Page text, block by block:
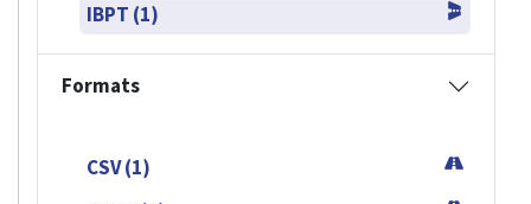
IBPT (1)
Formats
CSV (1)